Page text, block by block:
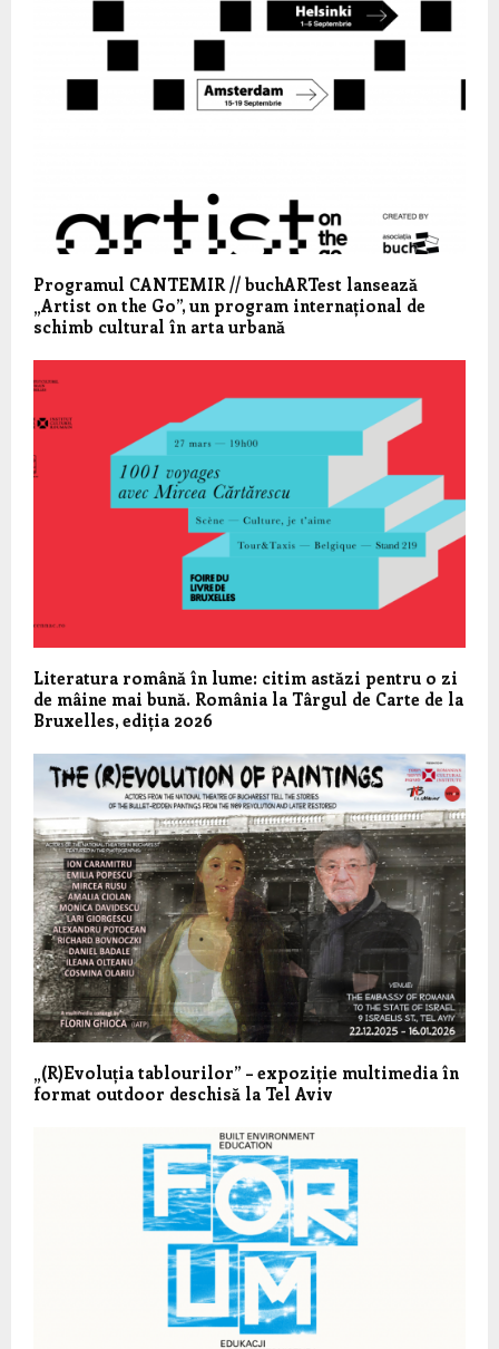
Programul CANTEMIR // buchARTest lansează
„Artist on the Go”, un program internațional de
schimb cultural în arta urbană
Literatura română în lume: citim astăzi pentru o zi
de mâine mai bună. România la Târgul de Carte de la
Bruxelles, ediția 2026
„(R)Evoluția tablourilor” – expoziție multimedia în
format outdoor deschisă la Tel Aviv